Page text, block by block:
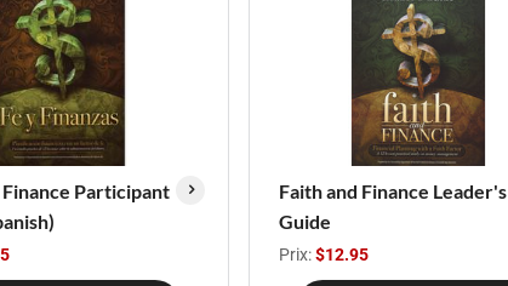
Finance Participant
Faith and Finance Leader's
Guide
Prix:$12.95